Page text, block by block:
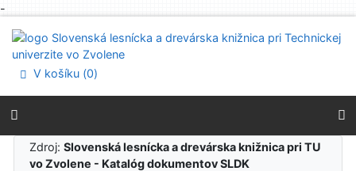
-
Prejsť na menu
Prehlásenie o webovej prístupnosti
V košíku (0)
Zdroj:Slovenská lesnícka a drevárska knižnica pri TU
vo Zvolene - Katalóg dokumentov SLDK